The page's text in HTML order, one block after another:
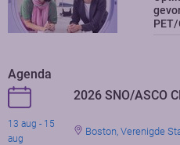
Agenda
2026 SNO/ASCO
13 aug - 15
aug
Boston, Verenigde